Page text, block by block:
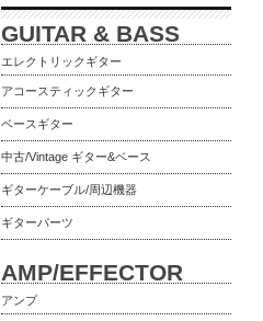
GUITAR & BASS
エレクトリックギター
アコースティックギター
ベースギター
中古/Vintage ギター&ベース
ギターケーブル/周辺機器
ギターパーツ
AMP/EFFECTOR
アンプ